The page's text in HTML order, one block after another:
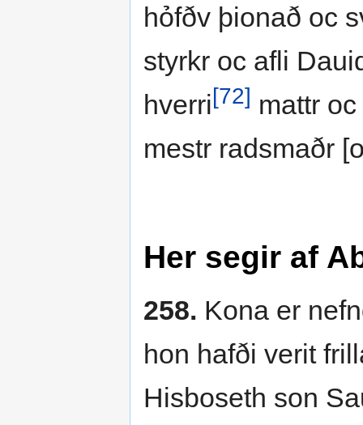
hỏfðv þionað oc
styrkr oc afli
hverri[72] mattr
mestr radsmaðr
Her segir af
258. Kona er
hon hafði verit
Hisboseth son